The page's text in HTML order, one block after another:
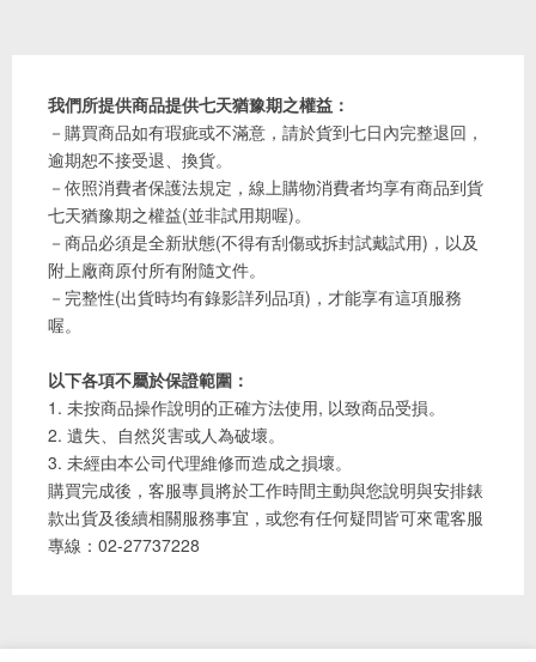
我們所提供商品提供七天猶豫期之權益：
－購買商品如有瑕疵或不滿意，請於貨到七日內完整退回，
逾期恕不接受退、換貨。
－依照消費者保護法規定，線上購物消費者均享有商品到貨
七天猶豫期之權益(並非試用期喔)。
－商品必須是全新狀態(不得有刮傷或拆封試戴試用)，以及
附上廠商原付所有附隨文件。
－完整性(出貨時均有錄影詳列品項)，才能享有這項服務
喔。
以下各項不屬於保證範圍：
1. 未按商品操作說明的正確方法使用, 以致商品受損。
2. 遺失、自然災害或人為破壞。
3. 未經由本公司代理維修而造成之損壞。
購買完成後，客服專員將於工作時間主動與您說明與安排錶
款出貨及後續相關服務事宜，或您有任何疑問皆可來電客服
專線：02-27737228